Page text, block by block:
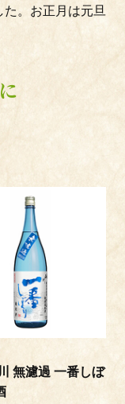
ルなど
。お正月は元旦
無濾過 一番しぼ